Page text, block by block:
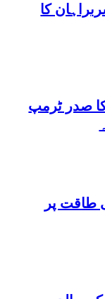
کا
صدر ٹرمپ
طاقت پر